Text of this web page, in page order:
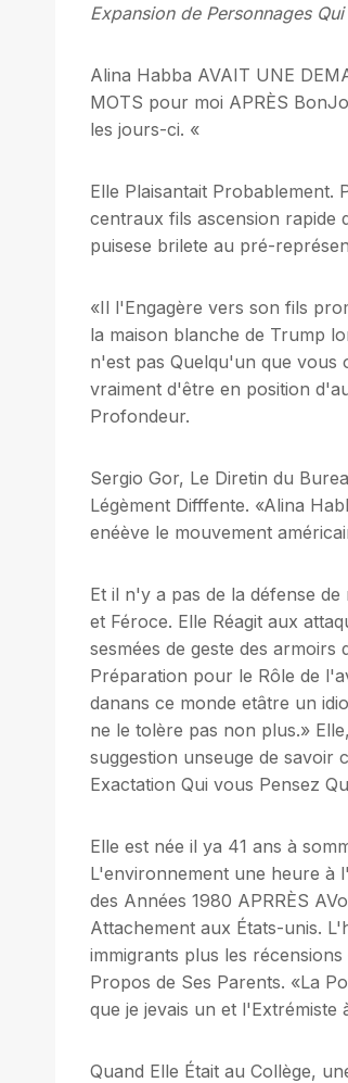
Expansion de Personnages
Alina Habba AVAIT UNE
MOTS pour moi APRÈS
les jours-ci. «
Elle Plaisantait
centraux fils ascension rapide
puisese brilete au pré-
«Il l'Engagère vers son fils
la maison blanche de Trump
n'est pas Quelqu'un que vous
vraiment d'être en position
Profondeur.
Sergio Gor, Le Diretin du
Légèment Difffente. «Alina
enéève le mouvement
Et il n'y a pas de la défense
et Féroce. Elle Réagit aux
sesmées de geste des
Préparation pour le Rôle de
danans ce monde etâtre un
ne le tolère pas non plus.»
suggestion unseuge de savoir
Exactation Qui vous Pensez
Elle est née il ya 41 ans à
L'environnement une heure à
des Années 1980 APRRÈS
Attachement aux États-unis.
immigrants plus les
Propos de Ses Parents. «La
que je jevais un et l'Extrémiste
Quand Elle Était au Collège,